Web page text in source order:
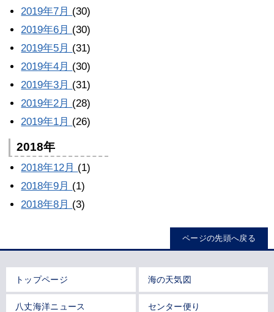
2019年7月 (30)
2019年6月 (30)
2019年5月 (31)
2019年4月 (30)
2019年3月 (31)
2019年2月 (28)
2019年1月 (26)
2018年
2018年12月 (1)
2018年9月 (1)
2018年8月 (3)
ページの先頭へ戻る
トップページ 海の天気図
八丈海洋ニュース センター便り